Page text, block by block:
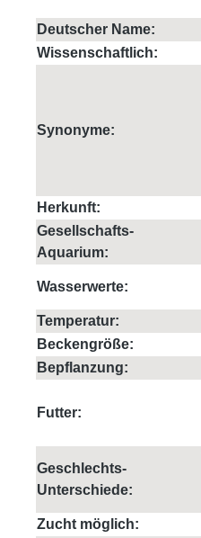
Deutscher Name:
Wissenschaftlich:
Synonyme:
Herkunft:
Gesellschafts-
Aquarium:
Wasserwerte:
Temperatur:
Beckengröße:
Bepflanzung:
Futter:
Geschlechts-
Unterschiede:
Zucht möglich: